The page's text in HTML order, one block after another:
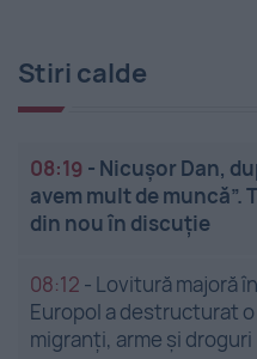
Stiri calde
08:19 - Nicușor Dan,
avem mult de muncă”.
din nou în discuție
08:12 - Lovitură majoră
Europol a destructurat
migranți, arme și droguri